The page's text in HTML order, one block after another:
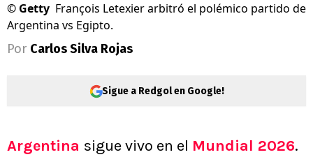
© Getty François Letexier arbitró el polémico partido de
Argentina vs Egipto.
Por Carlos Silva Rojas
Sigue a Redgol en Google!
Argentina sigue vivo en el Mundial 2026.